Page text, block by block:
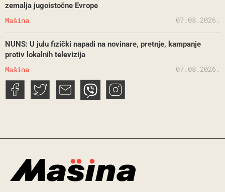
zemalja jugoistočne Evrope
Mašina 07.08.2026.
NUNS: U julu fizički napadi na novinare, pretnje, kampanje
protiv lokalnih televizija
Mašina 07.08.2026.